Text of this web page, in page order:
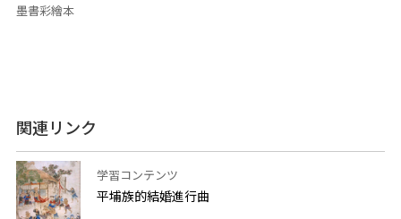
墨書彩繪本
関連リンク
学習コンテンツ
平埔族的結婚進行曲